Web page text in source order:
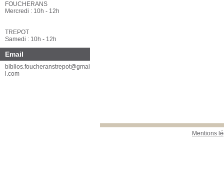
Mentions
FOUCHERANS
Mercredi : 10h - 12h
TREPOT
Samedi : 10h - 12h
Email
biblios.foucheranstrepot@gmai
l.com